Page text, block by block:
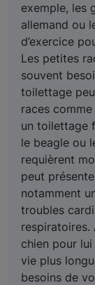
exemple, les
allemand ou
d’exercice
Les petites
souvent
toilettage
races
un toilettage
le beagle ou
requièrent
peut
notamment
troubles
chien pour
vie plus
besoins de